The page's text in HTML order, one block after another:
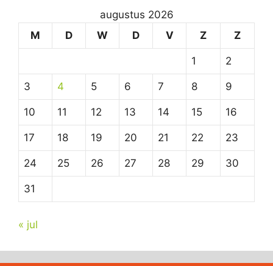
augustus 2026
M
D W D V Z Z
1 2
3 4 5 6 7 8 9
10 11 12 13 14 15 16
17 18 19 20 21 22 23
24 25 26 27 28 29 30
31
« jul